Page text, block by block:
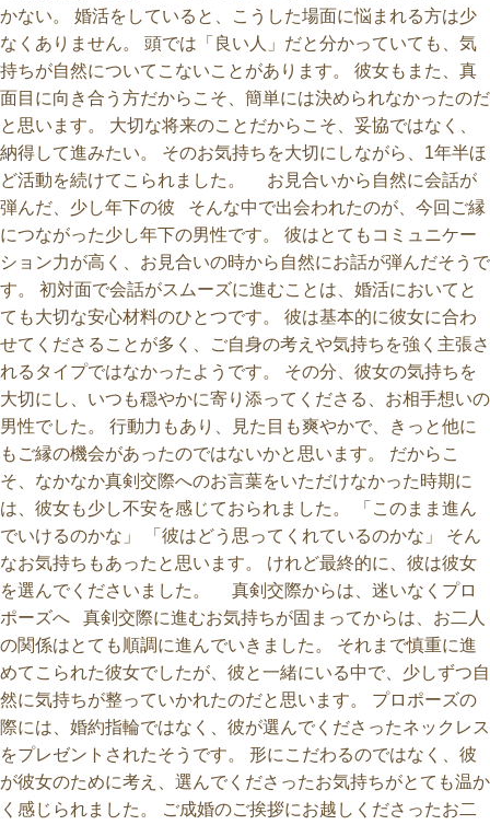
かない。 婚活をしていると、こうした場面に悩まれる方は少
なくありません。 頭では「良い人」だと分かっていても、気
持ちが自然についてこないことがあります。 彼女もまた、真
面目に向き合う方だからこそ、簡単には決められなかったのだ
と思います。 大切な将来のことだからこそ、妥協ではなく、
納得して進みたい。 そのお気持ちを大切にしながら、1年半ほ
ど活動を続けてこられました。 お見合いから自然に会話が
弾んだ、少し年下の彼 そんな中で出会われたのが、今回ご縁
につながった少し年下の男性です。 彼はとてもコミュニケー
ション力が高く、お見合いの時から自然にお話が弾んだそうで
す。 初対面で会話がスムーズに進むことは、婚活においてと
ても大切な安心材料のひとつです。 彼は基本的に彼女に合わ
せてくださることが多く、ご自身の考えや気持ちを強く主張さ
れるタイプではなかったようです。 その分、彼女の気持ちを
大切にし、いつも穏やかに寄り添ってくださる、お相手想いの
男性でした。 行動力もあり、見た目も爽やかで、きっと他に
もご縁の機会があったのではないかと思います。 だからこ
そ、なかなか真剣交際へのお言葉をいただけなかった時期に
は、彼女も少し不安を感じておられました。 「このまま進ん
でいけるのかな」 「彼はどう思ってくれているのかな」 そん
なお気持ちもあったと思います。 けれど最終的に、彼は彼女
を選んでくださいました。 真剣交際からは、迷いなくプロ
ポーズへ 真剣交際に進むお気持ちが固まってからは、お二人
の関係はとても順調に進んでいきました。 それまで慎重に進
めてこられた彼女でしたが、彼と一緒にいる中で、少しずつ自
然に気持ちが整っていかれたのだと思います。 プロポーズの
際には、婚約指輪ではなく、彼が選んでくださったネックレス
をプレゼントされたそうです。 形にこだわるのではなく、彼
が彼女のために考え、選んでくださったお気持ちがとても温か
く感じられました。 ご成婚のご挨拶にお越しくださったお二